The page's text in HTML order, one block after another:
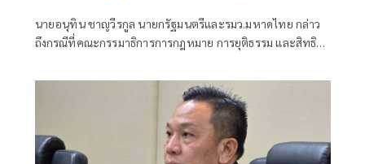
นายอนุทิน ชาญวีรกูล นายกรัฐมนตรีและรมว.มหาดไทย กล่าว
ถึงกรณีที่คณะกรรมาธิการการกฎหมาย การยุติธรรม และสิทธิ
กรรมาธิการ มีการอ้างชื่อนายกรัฐมนตรี เข้าไปเกี่ยวข้องกับการ